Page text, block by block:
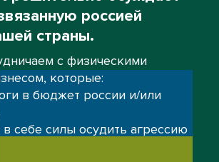
россией
страны.
с физическими
которые:
в бюджет россии и/или
в себе силы осудить агрессию